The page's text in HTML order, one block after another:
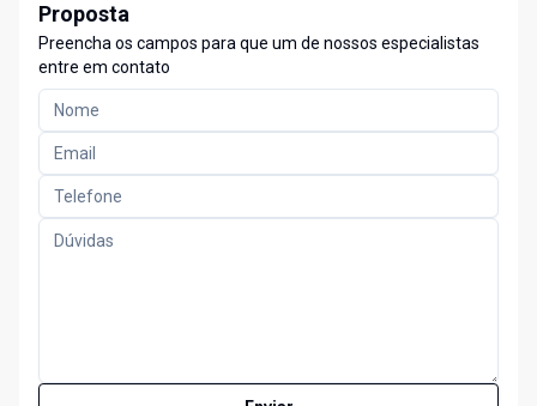
Proposta
Preencha os campos para que um de nossos especialistas
entre em contato